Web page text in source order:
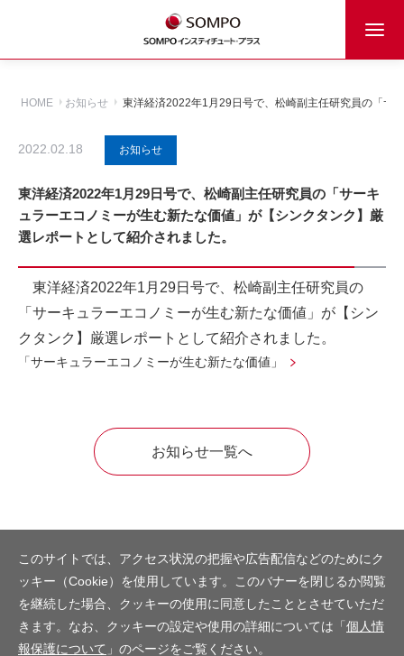
HOME お知らせ 東洋経済2022年1月29日号で、松崎副主任研究員の「サ
2022.02.18 お知らせ
東洋経済2022年1月29日号で、松崎副主任研究員の「サーキ
ュラーエコノミーが生む新たな価値」が【シンクタンク】厳
選レポートとして紹介されました。
東洋経済2022年1月29日号で、松崎副主任研究員の
「サーキュラーエコノミーが生む新たな価値」が【シン
クタンク】厳選レポートとして紹介されました。
「サーキュラーエコノミーが生む新たな価値」
お知らせ一覧へ
このサイトでは、アクセス状況の把握や広告配信などのためにク
ッキー（Cookie）を使用しています。このバナーを閉じるか閲覧
を継続した場合、クッキーの使用に同意したこととさせていただ
きます。なお、クッキーの設定や使用の詳細については「個人情
報保護について 」のページをご覧ください。